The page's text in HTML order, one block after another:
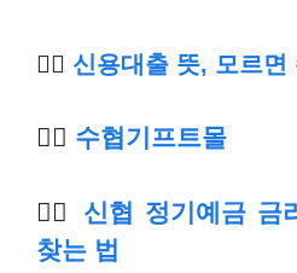
👉🏿 신용대출 뜻, 모르면
👉🏿 수협기프트몰
👉🏿 신협 정기예금 금
찾는 법